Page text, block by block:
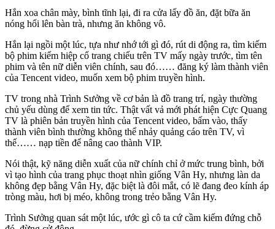
Hắn xoa chân mày, bình tĩnh lại, đi ra cửa lấy đồ ăn, đặt bữa ăn
nóng hổi lên bàn trà, nhưng ăn không vô.
Hắn lại ngồi một lúc, tựa như nhớ tới gì đó, rút di động ra, tìm kiếm
bộ phim kiếm hiệp cổ trang chiếu trên TV mấy ngày trước, tìm tên
phim và tên nữ diễn viên chính, sau đó…… đăng ký làm thành viên
của Tencent video, muốn xem bộ phim truyền hình.
TV trong nhà Trình Sưởng về cơ bản là đồ trang trí, ngày thường
chủ yếu dùng để xem tin tức. Thật vất vả mới phát hiện Cực Quang
TV là phiên bản truyền hình của Tencent video, bấm vào, thấy
thành viên bình thường không thể nhảy quảng cáo trên TV, vì
thế…… nạp tiền để nâng cao thành VIP.
Nói thật, kỹ năng diễn xuất của nữ chính chỉ ở mức trung bình, bởi
vì tạo hình của trang phục thoạt nhìn giống Vân Hy, nhưng làn da
không đẹp bằng Vân Hy, đặc biệt là đôi mắt, có lẽ đang đeo kính áp
tròng màu, hơi bị méo, không trong trẻo bằng Vân Hy.
Trình Sưởng quan sát một lúc, ước gì cô ta cứ cầm kiếm đứng chỗ